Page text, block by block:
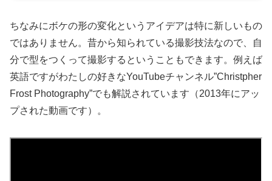
ちなみにボケの形の変化というアイデアは特に新しいもの
ではありません。昔から知られている撮影技法なので、自
分で型をつくって撮影するということもできます。例えば
英語ですがわたしの好きなYouTubeチャンネル”Christpher
Frost Photography”でも解説されています（2013年にアッ
プされた動画です）。